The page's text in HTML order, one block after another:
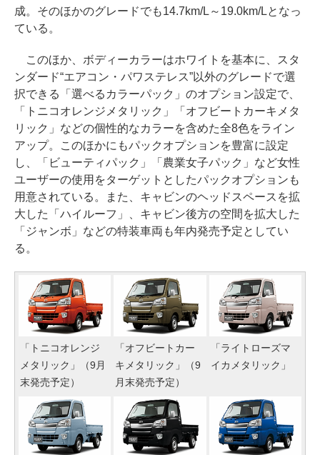
成。そのほかのグレードでも14.7km/L～19.0km/Lとなっ
ている。
このほか、ボディーカラーはホワイトを基本に、スタ
ンダード“エアコン・パワステレス”以外のグレードで選
択できる「選べるカラーパック」のオプション設定で、
「トニコオレンジメタリック」「オフビートカーキメタ
リック」などの個性的なカラーを含めた全8色をライン
アップ。このほかにもパックオプションを豊富に設定
し、「ビューティパック」「農業女子パック」など女性
ユーザーの使用をターゲットとしたパックオプションも
用意されている。また、キャビンのヘッドスペースを拡
大した「ハイルーフ」、キャビン後方の空間を拡大した
「ジャンボ」などの特装車両も年内発売予定としてい
る。
「トニコオレンジ
メタリック」（9月
末発売予定）
「オフビートカー
キメタリック」（9
月末発売予定）
「ライトローズマ
イカメタリック」